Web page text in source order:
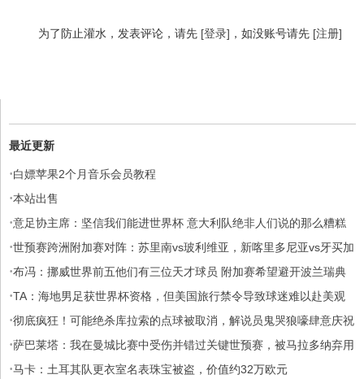
为了防止灌水，发表评论，请先 [登录] ，如没账号请先 [注册]
最近更新
·白嫖苹果2个月音乐会员教程
·本站出售
·意足协主席：坚信我们能进世界杯 意大利队绝非人们说的那么糟糕
·世预赛跨洲附加赛对阵：苏里南vs玻利维亚，新喀里多尼亚vs牙买加
·布冯：挪威世界前五他们有三位天才球员 附加赛希望避开波兰瑞典
·TA：海地男足获世界杯资格，但美国旅行禁令导致球迷难以赴美观
赛
·彻底疯狂！可能绝杀库拉索的点球被取消，解说员鬼哭狼嚎肆意庆祝
·萨巴莱塔：我在曼城比赛中受伤并错过关键世预赛，被马拉多纳弃用
·马卡：土耳其队更衣室名表珠宝被盗，价值约32万欧元